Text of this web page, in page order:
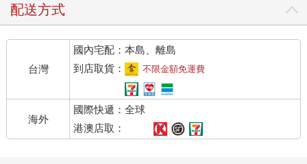
表適合當模特兒或演員吧。
選出來的。
公司內部有幾個單位。
松田和綠川的單位負責選擇禮物、管理收件人情報。單位下會畫
分負責區域，兩人是各自負責區域的主管。此外，還有為了準備
孩子希望的禮物，和玩具廠商交涉的單位，也有分析當日天氣的
部門。野村是管理馴鹿的健康狀況、訓練馴鹿，及編成馴鹿隊伍
部門的老手。御子柴是操縱馴鹿拉的雪橇的司機，屬於「最後一
棒」的部門。而且，當天會在高空行駛高速交通工具，除了必須
配送方式
台灣
國內宅配：本島、離島
到店取貨：
不限金額免運費
海外
國際快遞：全球
港澳店取：